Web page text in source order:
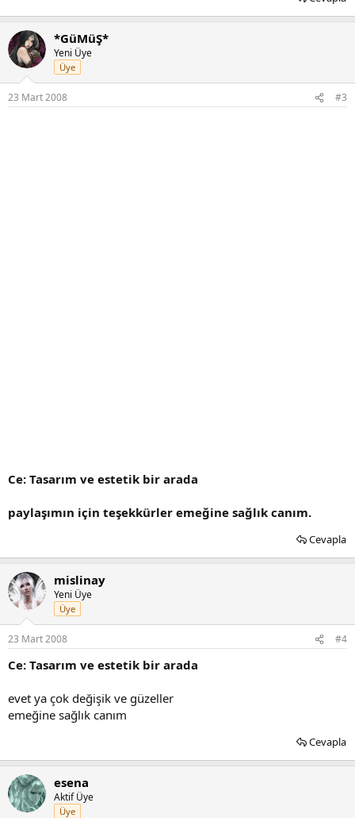
*GüMüŞ*
Yeni Üye
Üye
23 Mart 2008 #3
Ce: Tasarım ve estetik bir arada
paylaşımın için teşekkürler emeğine sağlık canım.
Cevapla
mislinay
Yeni Üye
Üye
23 Mart 2008 #4
Ce: Tasarım ve estetik bir arada
evet ya çok değişik ve güzeller
emeğine sağlık canım
Cevapla
esena
Aktif Üye
Üye